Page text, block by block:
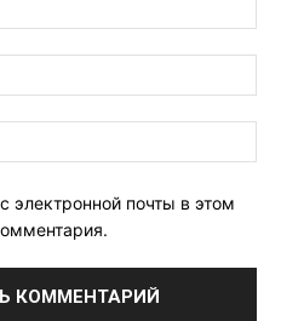
электронной почты в этом